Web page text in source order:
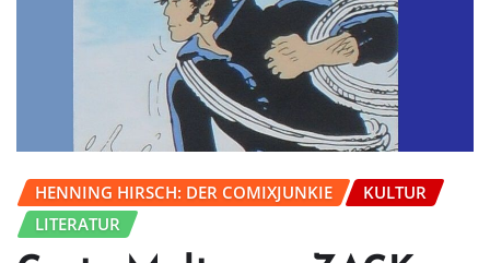
HENNING HIRSCH: DER COMIXJUNKIE
KULTUR
LITERATUR